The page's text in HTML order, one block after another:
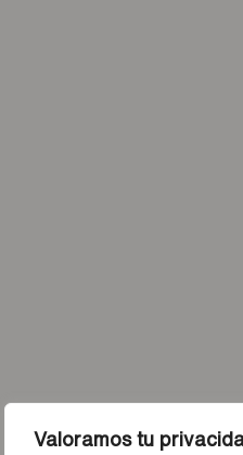
Valoramos tu